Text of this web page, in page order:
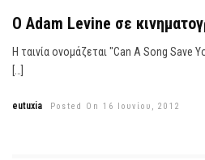
O Adam Levine σε
Η ταινία ονομάζεται "Can A Song Save
[…]
eutuxia Posted On 16 Ιουνίου, 2012